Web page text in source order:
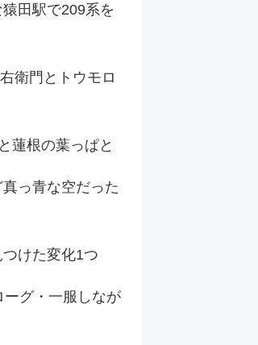
田駅で209系を
衛門とトウモロ
蓮根の葉っぱと
っ青な空だった
けた変化1つ
グ・一服しなが